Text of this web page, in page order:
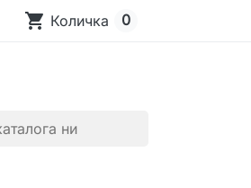
shopping_cart Количка 0